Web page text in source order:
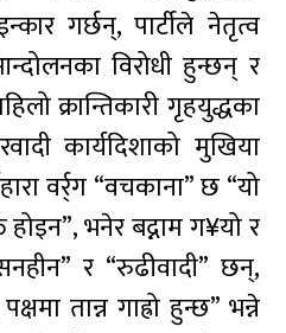
गर्छन्, पार्टीले नेतृत्व
विरोधी हुन्छन् र
क्रान्तिकारी गृहयुद्धका
कार्यदिशाको मुखिया
वर्र्ग “वचकाना” छ “यो
होइन”, भनेर बद्नाम ग¥यो र
र “रुढीवादी” छन्,
तान्न गाह्रो हुन्छ” भन्ने